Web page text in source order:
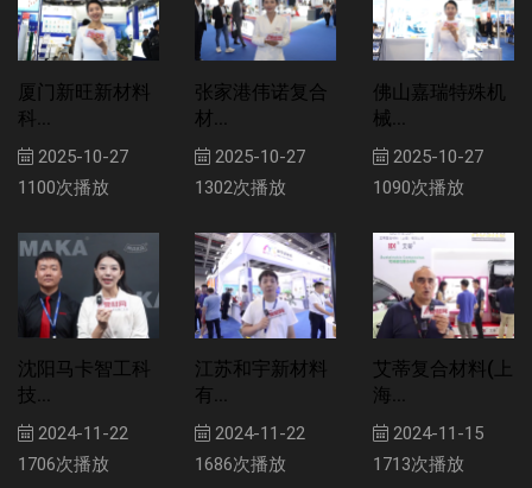
厦门新旺新材料
科...
2025-10-27
1100次播放
张家港伟诺复合
材...
2025-10-27
1302次播放
佛山嘉瑞特殊机
械...
2025-10-27
1090次播放
沈阳马卡智工科
技...
2024-11-22
1706次播放
江苏和宇新材料
有...
2024-11-22
1686次播放
艾蒂复合材料(上
海...
2024-11-15
1713次播放